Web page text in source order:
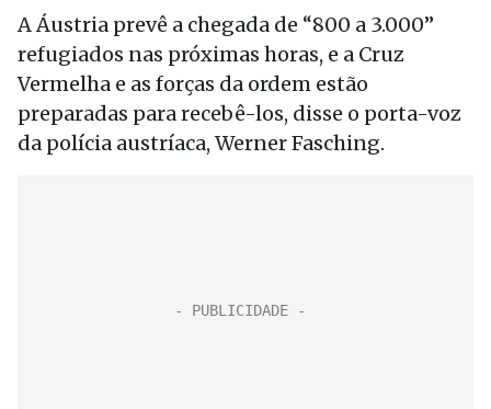
A Áustria prevê a chegada de “800 a 3.000”
refugiados nas próximas horas, e a Cruz
Vermelha e as forças da ordem estão
preparadas para recebê-los, disse o porta-voz
da polícia austríaca, Werner Fasching.